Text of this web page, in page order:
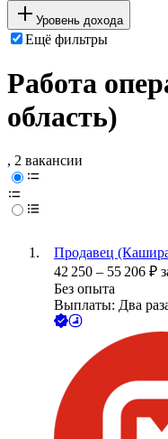
Уровень дохода
Ещё фильтры
Работа
область)
, 2 вакансии
Продавец
42 250 – 55 206 ₽
Без опыта
Выплаты: Два